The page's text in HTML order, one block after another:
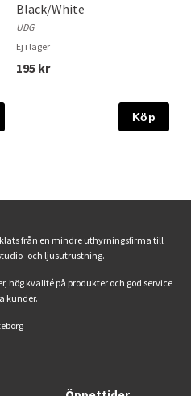
Black/White
UDG
Ej i lager
195 kr
Köp
från en mindre uthyrningsfirma till
och ljusutrustning.
hög kvalité på produkter och god service
kunder.